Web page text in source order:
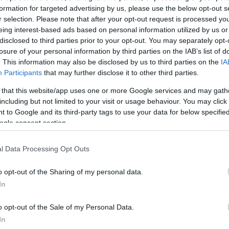
for targeted advertising by us, please use the below opt-out
selection. Please note that after your opt-out request is processed
interest-based ads based on personal information utilized by us
to third parties prior to your opt-out. You may separately
of your personal information by third parties on the IAB’s list of
This information may also be disclosed by us to third parties on the
Participants that may further disclose it to other third parties.
that this website/app uses one or more Google services and may
but not limited to your visit or usage behaviour. You may
to Google and its third-party tags to use your data for below
consent section.
Data Processing Opt Outs
opt-out of the Sharing of my personal data.
opt-out of the Sale of my Personal Data.
πως οι Ευρωπαίοι, και ιδιαίτερα οι Νότιοι,
μέρος των αποταμιεύσεών τους σε τραπεζικούς
ουσιαστική απόδοση. Το σχέδιο στοχεύει στη
λογαριασμών επένδυσης – αποταμίευσης με
κίνητρα, ώστε οι πολίτες να ενθαρρύνονται να
τους σε πιο αποδοτικές μορφές: από
ομόλογα έως χαμηλού ρίσκου ευρωπαϊκά
προϊόντα.